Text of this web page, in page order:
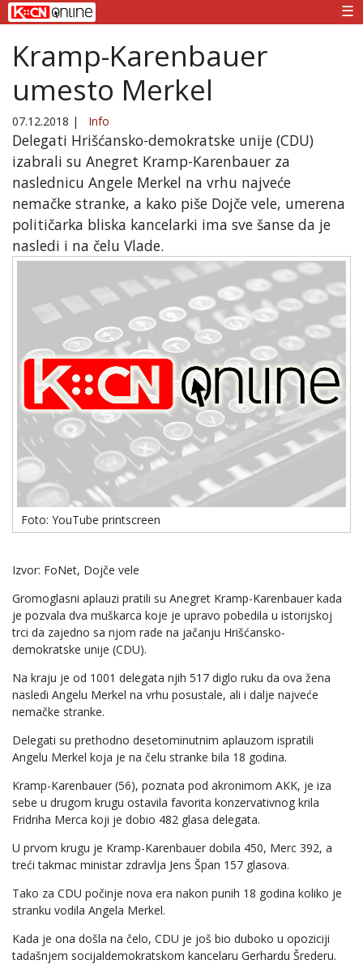
☰
Kramp-Karenbauer
umesto Merkel
07.12.2018 | Info
Delegati Hrišćansko-demokratske unije (CDU)
izabrali su Anegret Kramp-Karenbauer za
naslednicu Angele Merkel na vrhu najveće
nemačke stranke, a kako piše Dojče vele, umerena
političarka bliska kancelarki ima sve šanse da je
nasledi i na čelu Vlade.
Foto: YouTube printscreen
Izvor: FoNet, Dojče vele
Gromoglasni aplauzi pratili su Anegret Kramp-Karenbauer kada
je pozvala dva muškarca koje je upravo pobedila u istorijskoj
trci da zajedno sa njom rade na jačanju Hrišćansko-
demokratske unije (CDU).
Na kraju je od 1001 delegata njih 517 diglo ruku da ova žena
nasledi Angelu Merkel na vrhu posustale, ali i dalje najveće
nemačke stranke.
Delegati su prethodno desetominutnim aplauzom ispratili
Angelu Merkel koja je na čelu stranke bila 18 godina.
Kramp-Karenbauer (56), poznata pod akronimom AKK, je iza
sebe u drugom krugu ostavila favorita konzervativnog krila
Fridriha Merca koji je dobio 482 glasa delegata.
U prvom krugu je Kramp-Karenbauer dobila 450, Merc 392, a
treći takmac ministar zdravlja Jens Špan 157 glasova.
Tako za CDU počinje nova era nakon punih 18 godina koliko je
stranku vodila Angela Merkel.
Kada je ona došla na čelo, CDU je još bio duboko u opoziciji
tadašnjem socijaldemokratskom kancelaru Gerhardu Šrederu.